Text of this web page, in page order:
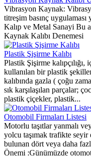
Vibrasyon Kaynak:
titreşim basınç
Kalıp ve Metal Sanayi Bu
Kaynak Kalıbı Denemesi
Plastik Şişirme Kalıbı
Plastik Şişirme
kullanılan bir plastik
kalıbında gazla ( çoğu
sık karşılaşılan parçalar;
plastik çiçekler, plastik...
Otomobil Firmaları Listesi
Motorlu taşıtlar yanmalı
yolcu taşımak trafikte
bulunan dört veya daha
Önemi :Günümüzde